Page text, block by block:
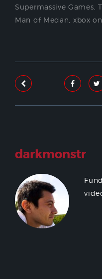
Supermassive Games ,
Man of Medan
xbox
darkmonstr